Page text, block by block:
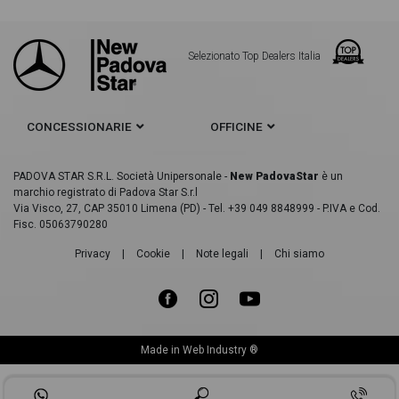
Selezionato Top Dealers Italia
CONCESSIONARIE OFFICINE
PADOVA STAR S.R.L. Società Unipersonale - New PadovaStar è un
marchio registrato di Padova Star S.r.l
Via Visco, 27, CAP 35010 Limena (PD) - Tel. +39 049 8848999 - P.IVA e Cod.
Fisc. 05063790280
Privacy Cookie Note legali Chi siamo
Made in Web Industry ®